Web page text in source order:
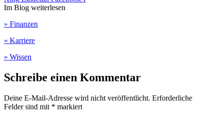
Im Blog weiterlesen
» Finanzen
» Karriere
» Wissen
Schreibe einen Kommentar
Deine E-Mail-Adresse wird nicht veröffentlicht. Erforderliche
Felder sind mit * markiert